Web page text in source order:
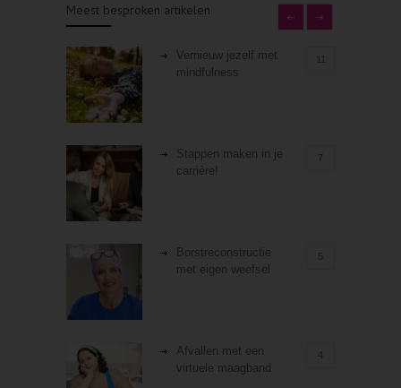
Meest besproken artikelen
Vernieuw jezelf met
mindfulness
Stappen maken in je
carrière!
7
Borstreconstructie
met eigen weefsel
5
Afvallen met een
virtuele maagband
4